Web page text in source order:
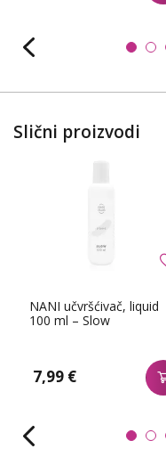
Slični proizvodi
NANI učvršćivač, liquid
100 ml – Slow
7,99 €